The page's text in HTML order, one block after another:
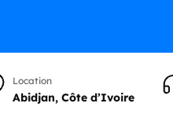
Location
Abidjan, Côte d’Ivoire